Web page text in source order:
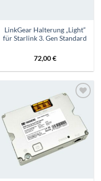
LinkGear Halterung „Light“
für Starlink 3. Gen Standard
72,00€
Zur
Wunschliste
hinzufügen